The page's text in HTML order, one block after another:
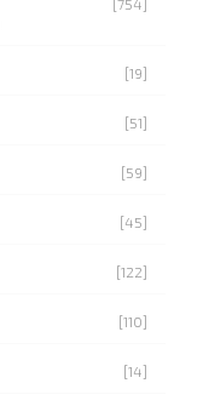
[754]
[19]
[51]
[59]
[45]
[122]
[110]
[14]